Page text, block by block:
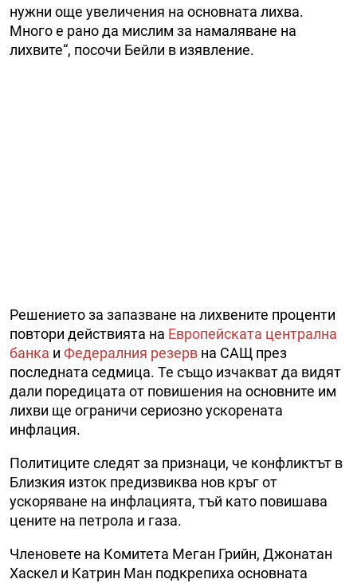
нужни още увеличения на основната лихва.
Много е рано да мислим за намаляване на
лихвите“, посочи Бейли в изявление.
Решението за запазване на лихвените проценти
повтори действията на Европейската централна
банка и Федералния резерв на САЩ през
последната седмица. Те също изчакват да видят
дали поредицата от повишения на основните им
лихви ще ограничи сериозно ускорената
инфлация.
Политиците следят за признаци, че конфликтът в
Близкия изток предизвиква нов кръг от
ускоряване на инфлацията, тъй като повишава
цените на петрола и газа.
Членовете на Комитета Меган Грийн, Джонатан
Хаскел и Катрин Ман подкрепиха основната